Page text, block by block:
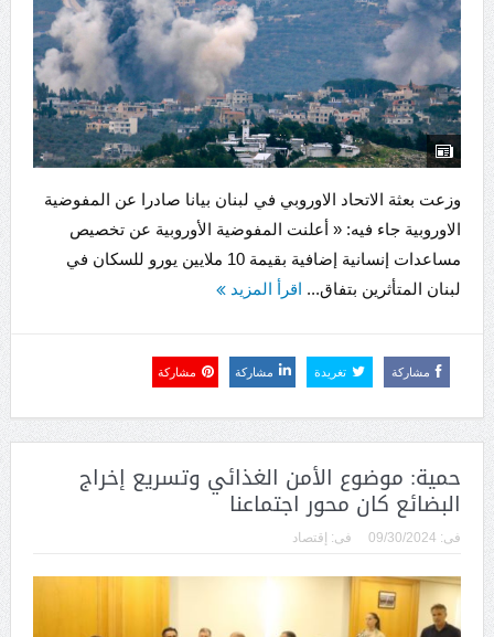
وزعت بعثة الاتحاد الاوروبي في لبنان بيانا صادرا عن المفوضية
الاوروبية جاء فيه: « أعلنت المفوضية الأوروبية عن تخصيص
مساعدات إنسانية إضافية بقيمة 10 ملايين يورو للسكان في
لبنان المتأثرين بتفاق... اقرأ المزيد
مشاركة تغريدة مشاركة مشاركة
حمية: موضوع الأمن الغذائي وتسريع إخراج
البضائع كان محور اجتماعنا
فى: 09/30/2024 فى: إقتصاد